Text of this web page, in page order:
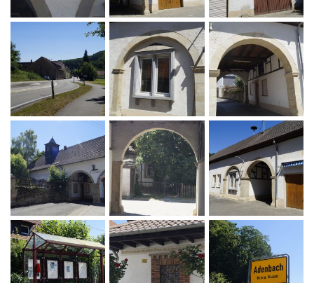
Bürgerhilfe